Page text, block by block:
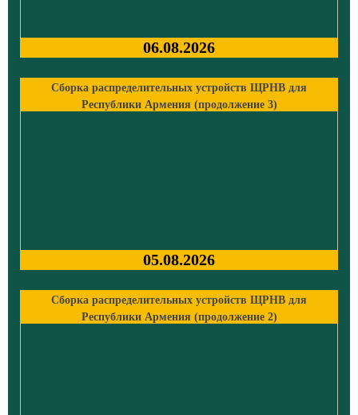
06.08.2026
Сборка распределительных устройств ЩРНВ для
Республики Армения (продолжение 3)
05.08.2026
Сборка распределительных устройств ЩРНВ для
Республики Армения (продолжение 2)